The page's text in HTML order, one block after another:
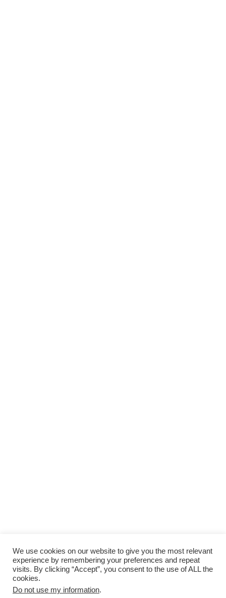
We use cookies on our website to give you the most relevant
experience by remembering your preferences and repeat
visits. By clicking “Accept”, you consent to the use of ALL the
cookies.
Do not use my information.